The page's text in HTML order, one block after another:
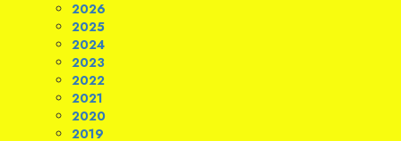
2026
2025
2024
2023
2022
2021
2020
2019